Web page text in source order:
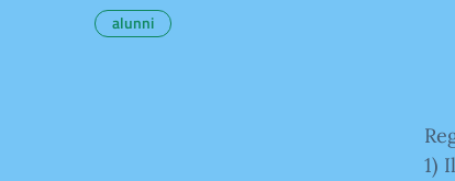
1)
alunni